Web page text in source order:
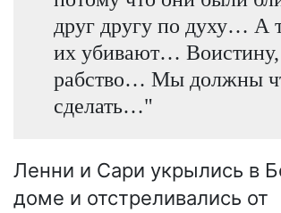
друг другу по духу… А
их убивают… Воистину,
рабство… Мы должны
сделать…"
Ленни и Сари укрылись в
доме и отстреливались от